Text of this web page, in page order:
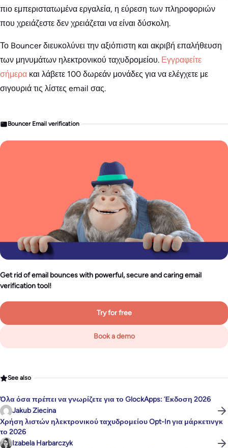
πιο εμπεριστατωμένα εργαλεία, η εύρεση των πληροφοριών
που χρειάζεστε δεν χρειάζεται να είναι δύσκολη.
Το Bouncer διευκολύνει την αξιόπιστη και ακριβή επαλήθευση
των μηνυμάτων ηλεκτρονικού ταχυδρομείου. Εγγραφείτε
σήμερα και λάβετε 100 δωρεάν μονάδες για να ελέγχετε με
σιγουριά τις λίστες email σας.
Bouncer Email verification
Get rid of email bounces with powerful, secure and caring email
verification tool!
Try for free
Book a demo
See also
Όλα όσα πρέπει να γνωρίζετε για το GlockApps: Έκδοση 2026
Jakub Ziecina
Χρήση λιστών ηλεκτρονικού ταχυδρομείου Opt-In για μάρκετινγκ
το 2026
Izabela Harbarczyk